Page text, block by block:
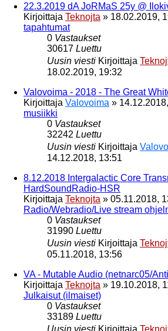
22.3.2019 dA JoRMaS 25y @
Kirjoittaja Teknojta » 18.02.2019,
tapahtumat
0 Vastaukset
30617 Luettu
Uusin viesti Kirjoittaja
18.02.2019, 19:32
Valovoima - 2018 - The Great
Kirjoittaja Valovoima »
musiikki
0 Vastaukset
32242 Luettu
Uusin viesti Kirjoittaja
14.12.2018, 13:51
8.12.2018 Intergalactic Core
HardSoundRadio-HSR
Kirjoittaja Teknojta » 05.11.2018,
Radio/Webradio/Live stream
0 Vastaukset
31990 Luettu
Uusin viesti Kirjoittaja
05.11.2018, 13:56
VA - Mutable Audio (netnarc05/
Kirjoittaja Teknojta » 19.10.2018,
Julkaisut (ilmaiset)
0 Vastaukset
33189 Luettu
Uusin viesti Kirjoittaja